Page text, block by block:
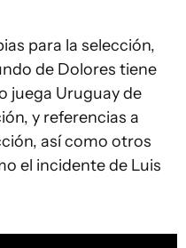
para la selección,
de Dolores tiene
juega Uruguay de
y referencias a
así como otros
el incidente de Luis